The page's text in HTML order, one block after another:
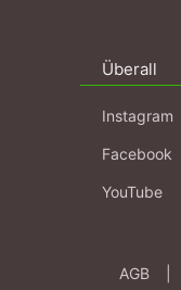
Überall
Instagram
Facebook
YouTube
AGB